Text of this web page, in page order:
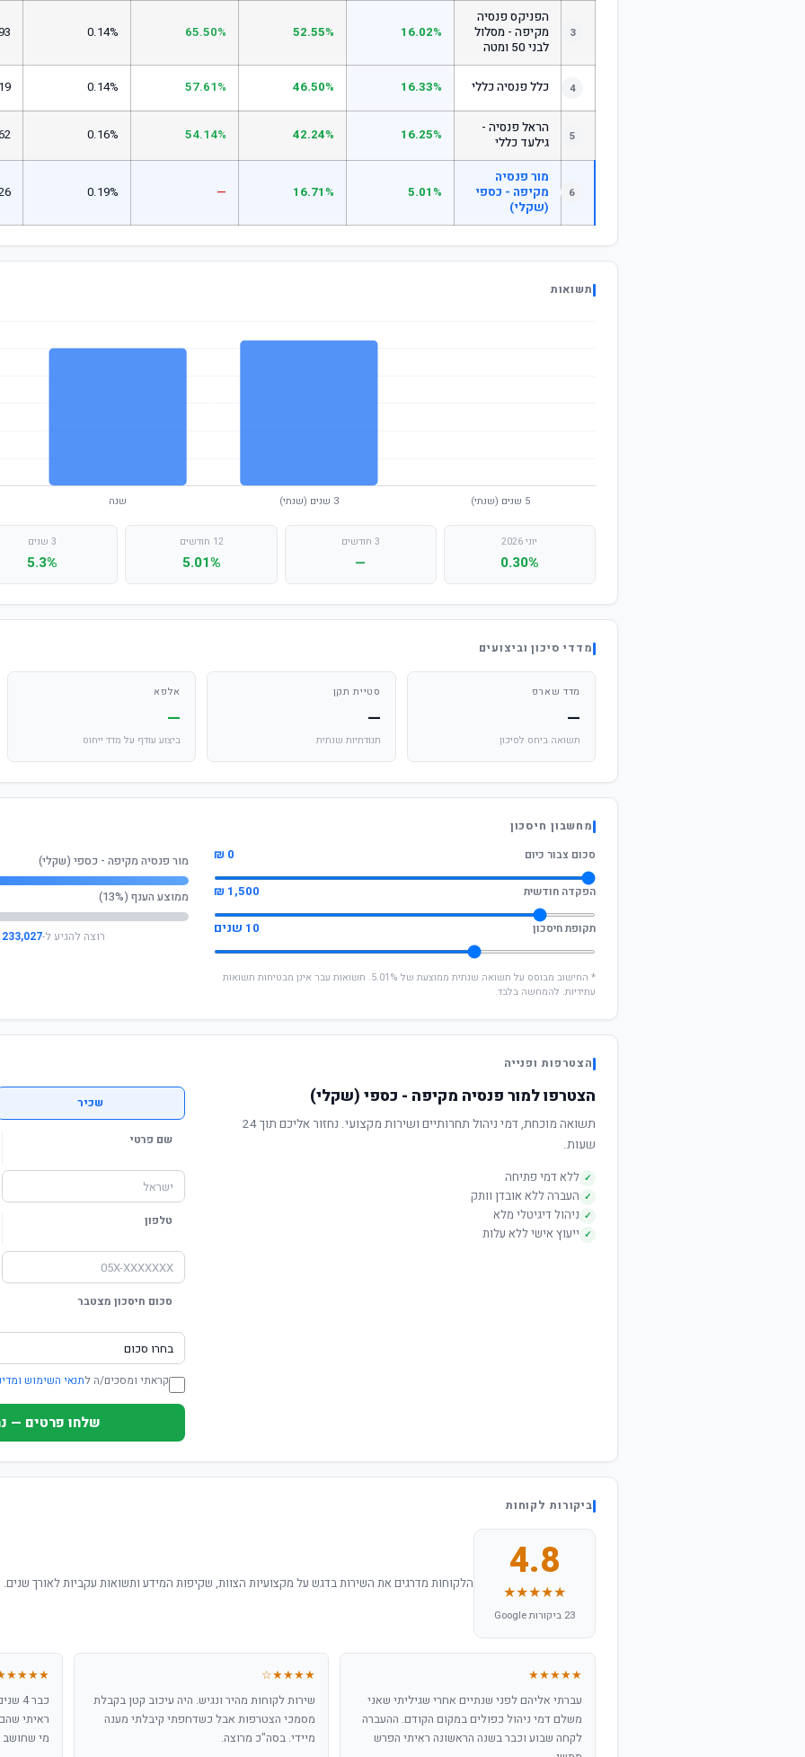
3
הפניקס פנסיה
מקיפה - מסלול
לבני 50 ומטה
16.02%
52.55%
65.50%
0.14%
4 כלל פנסיה כללי 16.33%
46.50%
57.61%
0.14%
5
הראל פנסיה -
גילעד כללי
16.25%
42.24%
54.14%
0.16%
6
מור פנסיה
מקיפה - כספי
(שקלי)
5.01%
16.71%
—
0.19%
תשואות
יוני 2026
0.30%
3 חודשים
—
12 חודשים
5.01%
3 שנים
5.3%
מדדי סיכון וביצועים
מדד שארפ
—
תשואה ביחס לסיכון
סטיית תקן
—
תנודתיות שנתית
אלפא
—
ביצוע עודף על מדד ייחוס
מחשבון חיסכון
סכום צבור כיום
0 ₪
הפקדה חודשית 1,500 ₪
תקופת חיסכון 10 שנים
* החישוב מבוסס על תשואה שנתית ממוצעת של 5.01%. תשואות עבר אינן מבטיחות תשואות
עתידיות. להמחשה בלבד.
מור פנסיה מקיפה - כספי (שקלי)
ממוצע הענף (13%)
רוצה להגיע ל-233,027 ₪
הצטרפות ופנייה
הצטרפו למור פנסיה מקיפה - כספי (שקלי)
תשואה מוכחת, דמי ניהול תחרותיים ושירות מקצועי. נחזור אליכם תוך 24
שעות.
✓ ללא דמי פתיחה
✓ העברה ללא אובדן וותק
✓ ניהול דיגיטלי מלא
✓ ייעוץ אישי ללא עלות
שכיר
שם פרטי
טלפון
סכום חיסכון מצטבר
קראתי ומסכים/ה לתנאי השימוש
שלחו פרטים — נחזור
ביקורות לקוחות
4.8
★★★★★
23 ביקורות Google
הלקוחות מדרגים את השירות בדגש על מקצועיות הצוות, שקיפות המידע ותשואות עקביות לאורך שנים.
★★★★★
עברתי אליהם לפני שנתיים אחרי שגיליתי שאני
משלם דמי ניהול כפולים במקום הקודם. ההעברה
לקחה שבוע וכבר בשנה הראשונה ראיתי הפרש
★★★★☆
שירות לקוחות מהיר ונגיש. היה עיכוב קטן בקבלת
מסמכי הצטרפות אבל כשדחפתי קיבלתי מענה
מיידי. בסה"כ מרוצה.
כבר
ראיתי
מי שחושב